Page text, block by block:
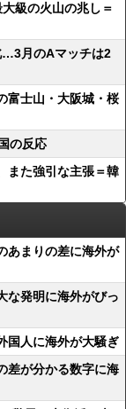
級の火山の兆し＝
…3月のAマッチは2
富士山・大阪城・桜
の反応
また強引な主張＝韓
あまりの差に海外が
な発明に海外がびっ
国人に海外が大騒ぎ
差が分かる数字に海